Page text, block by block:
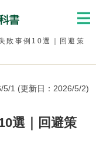
敗事例10選｜回避策
5/1 (更新日： 2026/5/2)
選｜回避策